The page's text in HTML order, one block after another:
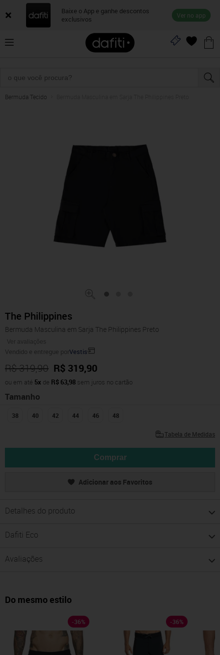
Baixe o App e ganhe descontos
exclusivos
Ver no app
Bermuda Tecido
The Philippines
Bermuda Masculina em Sarja The Philippines Preto
Ver avaliações
Vendido e entregue porVestis
R$ 319,90 R$ 319,90
ou em até 5x de R$ 63,98 sem juros no cartão
Tamanho
38 40 42 44 46 48
Tabela de Medidas
Comprar
Adicionar aos Favoritos
Detalhes do produto
Dafiti Eco
Avaliações
Do mesmo estilo
-36% -36%